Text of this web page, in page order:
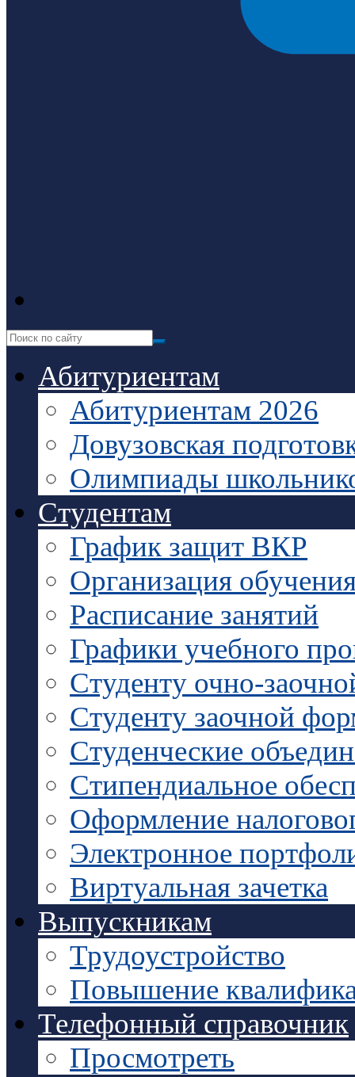
Абитуриентам
Абитуриентам 2026
Довузовская
Олимпиады
Студентам
График защит ВКР
Организация
Расписание занятий
Графики учебного
Студенту очно-
Студенту заочной
Студенческие
Стипендиальное
Оформление
Электронное
Виртуальная зачетка
Выпускникам
Трудоустройство
Повышение
Телефонный справочник
Просмотреть